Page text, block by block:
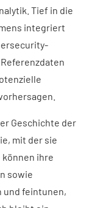
Tief in die
integriert
Geschichte der
mit der sie
ihre
sowie
und feintunen,